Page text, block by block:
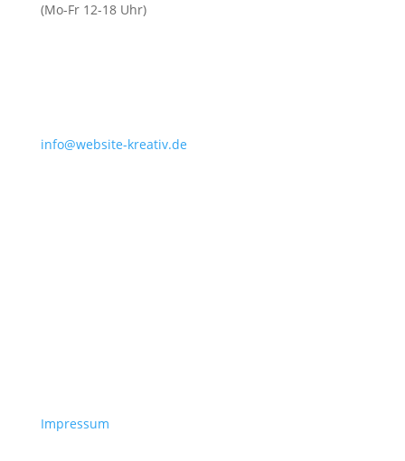
(Mo-Fr 12-18 Uhr)
info@website-kreativ.de
Impressum